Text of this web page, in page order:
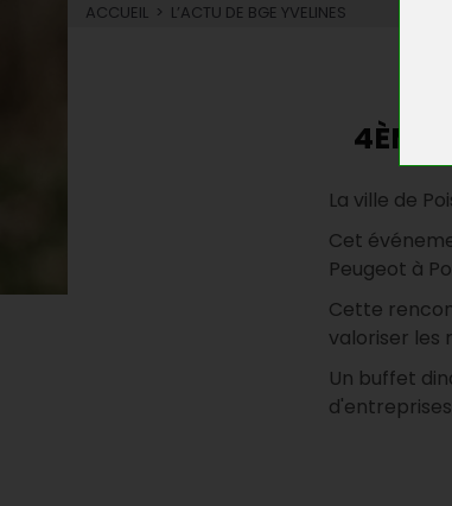
ACCUEIL > L’ACTU DE BGE YVELINES
4ÈME
La ville de
Cet
Peugeot à
Cette
valoriser les
Un buffet